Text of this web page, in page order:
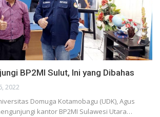
BP2MI Sulut, Ini yang Dibahas
2022
Domuga Kotamobagu (UDK), Agus
kantor BP2MI Sulawesi Utara…